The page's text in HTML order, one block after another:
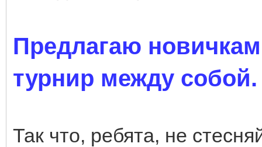
Предлагаю
турнир между собой.
Так что, ребята, не